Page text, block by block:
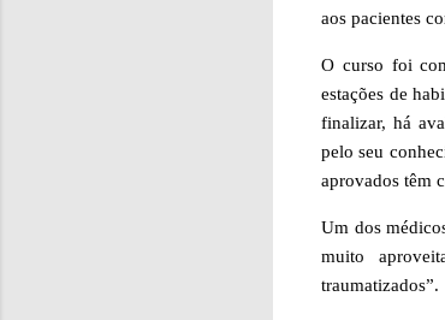
aos pacientes
O curso foi
estações de
finalizar, há
pelo seu
aprovados têm
Um dos
muito
traumatizados”.